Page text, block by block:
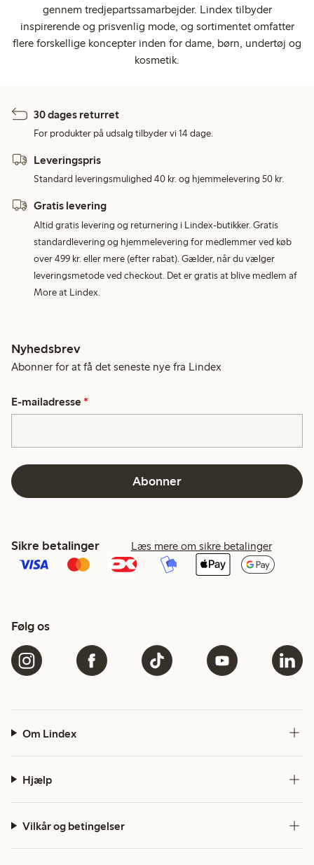
gennem tredjepartssamarbejder. Lindex tilbyder
inspirerende og prisvenlig mode, og sortimentet omfatter
flere forskellige koncepter inden for dame, børn, undertøj og
kosmetik.
30 dages returret
For produkter på udsalg tilbyder vi 14 dage.
Leveringspris
Standard leveringsmulighed 40 kr. og hjemmelevering 50 kr.
Gratis levering
Altid gratis levering og returnering i Lindex-butikker. Gratis
standardlevering og hjemmelevering for medlemmer ved køb
over 499 kr. eller mere (efter rabat). Gælder, når du vælger
leveringsmetode ved checkout. Det er gratis at blive medlem af
More at Lindex.
Nyhedsbrev
Abonner for at få det seneste nye fra Lindex
E-mailadresse *
Abonner
Sikre betalinger Læs mere om sikre betalinger
Følg os
Om Lindex
Hjælp
Vilkår og betingelser